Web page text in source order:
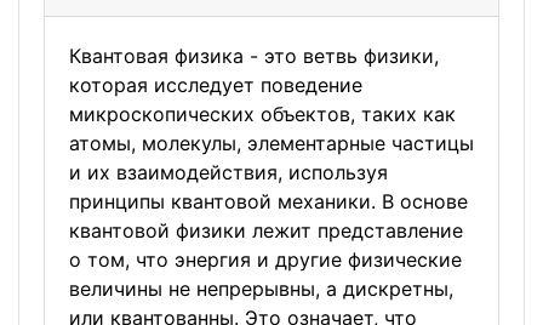
Квантовая физика - это ветвь физики,
которая исследует поведение
микроскопических объектов, таких как
атомы, молекулы, элементарные частицы
и их взаимодействия, используя
принципы квантовой механики. В основе
квантовой физики лежит представление
о том, что энергия и другие физические
величины не непрерывны, а дискретны,
или квантованны. Это означает, что